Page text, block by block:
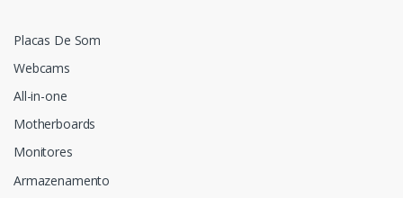
Placas De Som
Webcams
All-in-one
Motherboards
Monitores
Armazenamento